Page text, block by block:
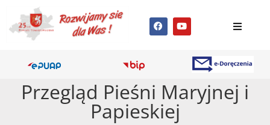
Przegląd Pieśni Maryjnej i
Papieskiej